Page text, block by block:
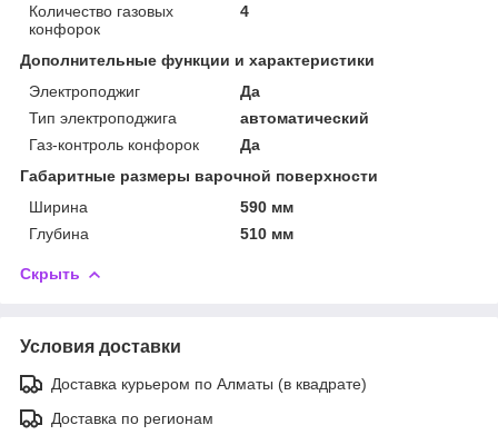
Количество газовых
конфорок
4
Дополнительные функции и характеристики
Электроподжиг
Да
Тип электроподжига
автоматический
Газ-контроль конфорок
Да
Габаритные размеры варочной поверхности
Ширина
590 мм
Глубина
510 мм
Скрыть
Условия доставки
Доставка курьером по Алматы (в квадрате)
Доставка по регионам